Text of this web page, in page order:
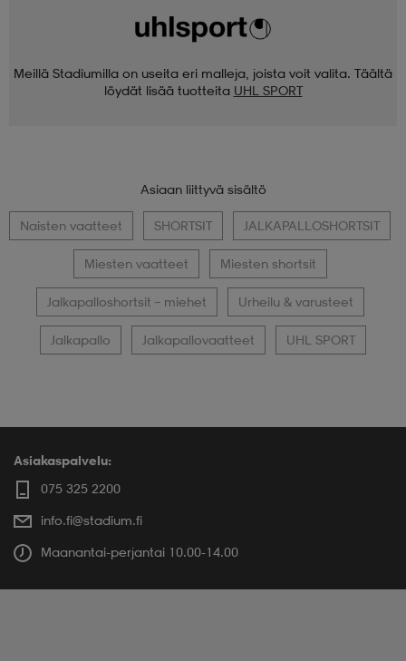
Meillä Stadiumilla on useita eri malleja, joista voit valita. Täältä
löydät lisää tuotteita UHL SPORT
Asiaan liittyvä sisältö
Naisten vaatteet SHORTSIT JALKAPALLOSHORTSIT
Miesten vaatteet Miesten shortsit
Jalkapalloshortsit – miehet Urheilu & varusteet
Jalkapallo Jalkapallovaatteet UHL SPORT
Asiakaspalvelu:
075 325 2200
info.fi@stadium.fi
Maanantai-perjantai 10.00-14.00